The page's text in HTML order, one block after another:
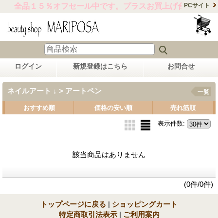
全品１５％オフセール中です。プラスお買上げ合計金額
PCサイト
ログイン 新規登録はこちら お問合せ
ネイルアート ↓ > アートペン 一覧
おすすめ順 価格の安い順 売れ筋順
表示件数:
該当商品はありません
(0件/0件)
トップページに戻る | ショッピングカート
特定商取引法表示 | ご利用案内